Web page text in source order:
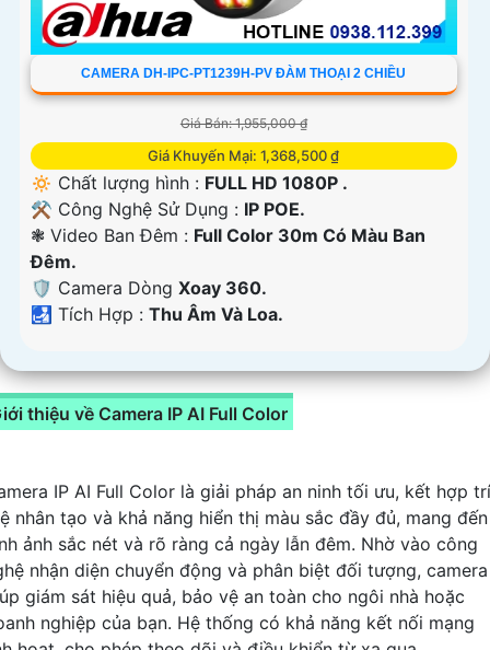
CAMERA DH-IPC-PT1239H-PV ĐÀM THOẠI 2 CHIỀU
Giá Bán: 1,955,000 ₫
Giá Khuyến Mại: 1,368,500 ₫
🔅 Chất lượng hình : FULL HD 1080P .
⚒ Công Nghệ Sử Dụng : IP POE.
❃ Video Ban Đêm : Full Color 30m Có Màu Ban
Ðêm.
🛡 Camera Dòng Xoay 360.
️🛃 Tích Hợp : Thu Âm Và Loa.
thiệu về Camera IP AI Full Color
IP AI Full Color là giải pháp an ninh tối ưu, kết hợp trí
nhân tạo và khả năng hiển thị màu sắc đầy đủ, mang đến
ảnh sắc nét và rõ ràng cả ngày lẫn đêm. Nhờ vào công
nhận diện chuyển động và phân biệt đối tượng, camera
giám sát hiệu quả, bảo vệ an toàn cho ngôi nhà hoặc
nghiệp của bạn. Hệ thống có khả năng kết nối mạng